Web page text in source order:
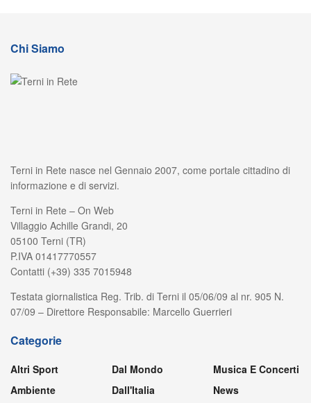
Chi Siamo
Terni in Rete nasce nel Gennaio 2007, come portale cittadino di
informazione e di servizi.
Terni in Rete – On Web
Villaggio Achille Grandi, 20
05100 Terni (TR)
P.IVA 01417770557
Contatti (+39) 335 7015948
Testata giornalistica Reg. Trib. di Terni il 05/06/09 al nr. 905 N.
07/09 – Direttore Responsabile: Marcello Guerrieri
Categorie
Altri Sport
Ambiente
Dal Mondo
Dall'Italia
Musica E Concerti
News